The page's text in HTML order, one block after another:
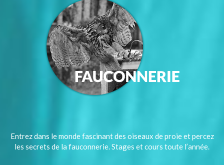
Entrez dans le monde fascinant des oiseaux de proie et percez
les secrets de la fauconnerie. Stages et cours toute l’année.